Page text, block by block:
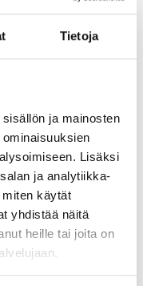
Tietoja
ja mainosten
Lisäksi
ja analytiikka-
käytät
yhdistää näitä
heille tai joita on
luontoon, jos
Tuomas
liikkuvat 12,5 ja 50
kuin puisten tuolien
huonekalujen
saaneet
mittakaavan
tavoite meillä
paljon, jopa